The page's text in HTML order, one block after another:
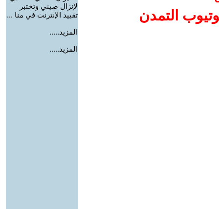
التمدن
لإنزال صيني وتختبر
تقييد الإنترنت في منا ...
المزيد.....
المزيد.....